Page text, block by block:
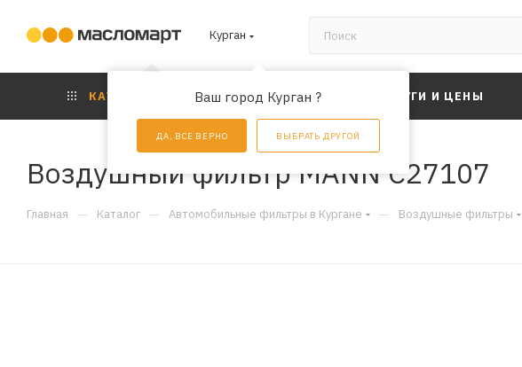
Курган
Ваш город Курган ?
ДА, ВСЕ ВЕРНО ВЫБРАТЬ ДРУГОЙ
КАТАЛОГ АКЦИИ УСЛУГИ И ЦЕНЫ
Воздушный фильтр MANN C27107
Главная — Каталог — Автомобильные фильтры в Кургане — Воздушные фильтры